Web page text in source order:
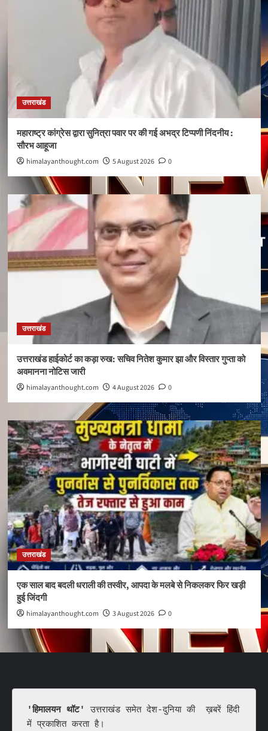
उत्तराखंड
महाराष्ट्र कांग्रेस द्वारा सुनित्रा पवार पर की गई अभद्र टिप्पणी निंदनीय :
सौरभ आहूजा
himalayanthought.com 5 August 2026 0
उत्तराखंड
उत्तराखंड हाईकोर्ट का कड़ा रुख: सचिव नितेश कुमार झा और विस्तार गुप्ता को
अवमानना नोटिस जारी
himalayanthought.com 4 August 2026 0
उत्तराखंड
एक साल बाद बदली धराली की तस्वीर, आपदा के मलबे से निकलकर फिर खड़ी
हुई जिंदगी
himalayanthought.com 3 August 2026 0
'हिमालयन थॉट'
उत्तराखंड समेत देश-दुनिया की  ख़बरें हिंदी
में प्रकाशित करता है।